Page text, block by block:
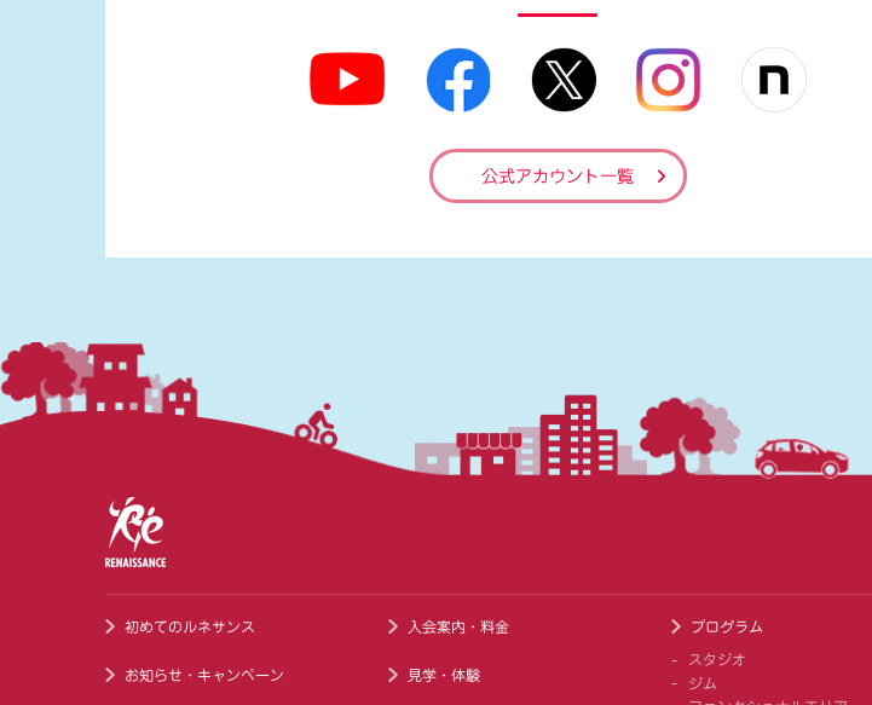
公式アカウント一覧
初めてのルネサンス
お知らせ・キャンペーン
入会案内・料金
見学・体験
プログラム
スタジオ
ジム